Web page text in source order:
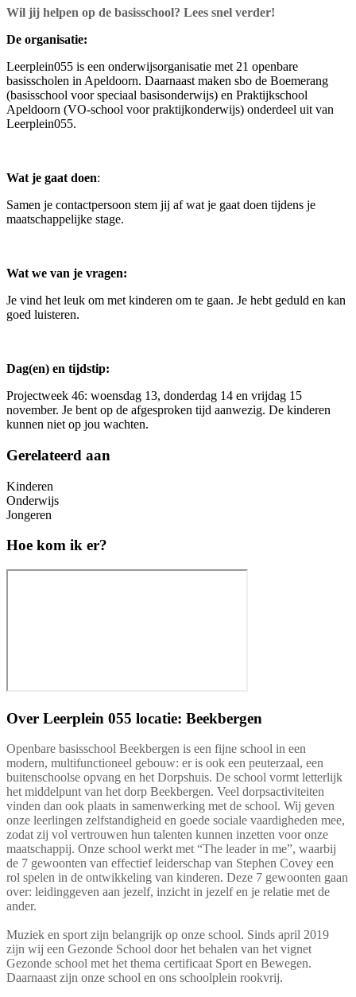
Wil jij helpen op de basisschool? Lees snel verder!
De organisatie:
Leerplein055 is een onderwijsorganisatie met 21 openbare
basisscholen in Apeldoorn. Daarnaast maken sbo de Boemerang
(basisschool voor speciaal basisonderwijs) en Praktijkschool
Apeldoorn (VO-school voor praktijkonderwijs) onderdeel uit van
Leerplein055.
Wat je gaat doen:
Samen je contactpersoon stem jij af wat je gaat doen tijdens je
maatschappelijke stage.
Wat we van je vragen:
Je vind het leuk om met kinderen om te gaan. Je hebt geduld en kan
goed luisteren.
Dag(en) en tijdstip:
Projectweek 46: woensdag 13, donderdag 14 en vrijdag 15
november. Je bent op de afgesproken tijd aanwezig. De kinderen
kunnen niet op jou wachten.
Gerelateerd aan
Kinderen
Onderwijs
Jongeren
Hoe kom ik er?
Over Leerplein 055 locatie: Beekbergen
Openbare basisschool Beekbergen is een fijne school in een
modern, multifunctioneel gebouw: er is ook een peuterzaal, een
buitenschoolse opvang en het Dorpshuis. De school vormt letterlijk
het middelpunt van het dorp Beekbergen. Veel dorpsactiviteiten
vinden dan ook plaats in samenwerking met de school. Wij geven
onze leerlingen zelfstandigheid en goede sociale vaardigheden mee,
zodat zij vol vertrouwen hun talenten kunnen inzetten voor onze
maatschappij. Onze school werkt met “The leader in me”, waarbij
de 7 gewoonten van effectief leiderschap van Stephen Covey een
rol spelen in de ontwikkeling van kinderen. Deze 7 gewoonten gaan
over: leidinggeven aan jezelf, inzicht in jezelf en je relatie met de
ander.
Muziek en sport zijn belangrijk op onze school. Sinds april 2019
zijn wij een Gezonde School door het behalen van het vignet
Gezonde school met het thema certificaat Sport en Bewegen.
Daarnaast zijn onze school en ons schoolplein rookvrij.